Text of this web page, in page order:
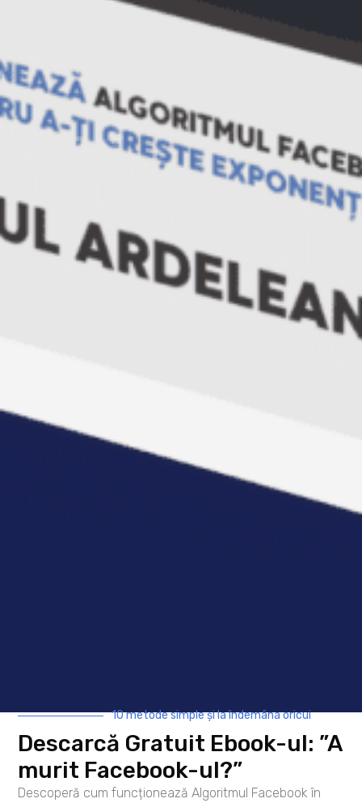
descopera cele mai bune modele de
semnalizatoare rutiere, intr-o gama
bogata. Poti alege optiuni in diferite forme
si cu functii variate. Ceea ce este constant
este reprezentat de vizibilitatea sporita,
rezistenta indelungata si ergonomia
deosebita pe care le au toate variantele din
gama Vesta. Alege sa investesti in solutii de
top si foloseste semnalizatoare de calitate,
prin care sa protejezi siguranta tuturor!
Branza Robert
11/08/2022 Auto
Descarcă Gratuit Ebook-ul: ”A
murit Facebook-ul?”
Descoperă cum funcționează Algoritmul
Facebook în 2024 și cum să-l folosești
10 metode simple și la îndemâna oricui
Descarcă Gratuit Ebook-ul: ”A
murit Facebook-ul?”
Descoperă cum funcționează Algoritmul Facebook în